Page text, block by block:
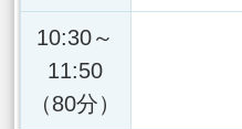
10:30～
11:50
（80分）